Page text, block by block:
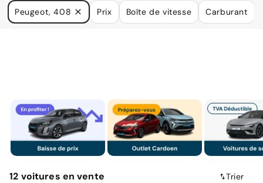
Nous avons de nombreuses voitures qui pourraient répondre
à vos besoins.
Peugeot, 408 Prix Boîte de vitesse Carburant
12 voitures en vente Trier